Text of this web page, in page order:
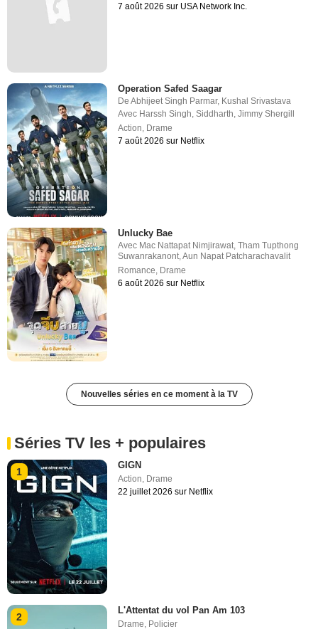
7 août 2026 sur USA Network Inc.
Operation Safed Saagar
DeAbhijeet Singh Parmar, Kushal Srivastava
Avec Harssh Singh ,Siddharth ,Jimmy Shergill
Action Drame
7 août 2026 sur Netflix
Unlucky Bae
Avec Mac Nattapat Nimjirawat,Tham Tupthong
Suwanrakanont,Aun Napat Patcharachavalit
Romance, Drame
6 août 2026 sur Netflix
Nouvelles séries en ce moment à la TV
Séries TV les + populaires
1
GIGN
Action, Drame
22 juillet 2026 sur Netflix
2
L'Attentat du vol Pan Am 103
Drame Policier